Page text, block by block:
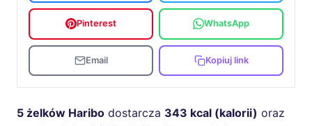
Pinterest WhatsApp
Email Kopiuj link
5 żelków Haribo dostarcza 343 kcal (kalorii) oraz